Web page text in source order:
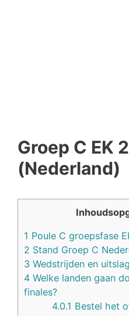
Groep C EK
(Nederland)
1 Poule C groepsfase
2 Stand Groep C
3 Wedstrijden en
4 Welke landen gaan
finales?
4.0.1 Bestel het